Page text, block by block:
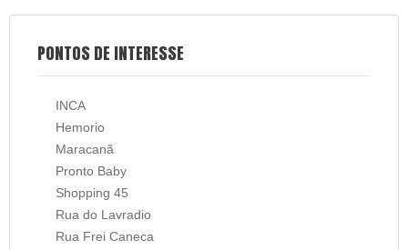
PONTOS DE INTERESSE
INCA
Hemorio
Maracanã
Pronto Baby
Shopping 45
Rua do Lavradio
Rua Frei Caneca